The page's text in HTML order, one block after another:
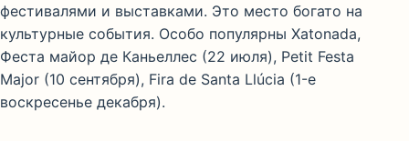
фестивалями и выставками. Это место богато на
культурные события. Особо популярны Xatonada,
Феста майор де Каньеллес (22 июля), Petit Festa
Major (10 сентября), Fira de Santa Llúcia (1-е
воскресенье декабря).